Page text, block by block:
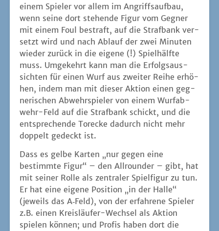
einem Spie­ler vor allem im Angriffs­auf­bau,
wenn sei­ne dort ste­hen­de Figur vom Geg­ner
mit einem Foul bestraft, auf die Straf­bank ver­
setzt wird und nach Ablauf der zwei Minu­ten
wie­der zurück in die eige­ne (!) Spiel­hälf­te
muss. Umge­kehrt kann man die Erfolgs­aus­
sich­ten für einen Wurf aus zwei­ter Rei­he erhö­
hen, indem man mit die­ser Akti­on einen geg­
ne­ri­schen Abwehr­spie­ler von einem Wurf­ab­
wehr-Feld auf die Straf­bank schickt, und die
ent­spre­chen­de Tor­ecke dadurch nicht mehr
dop­pelt gedeckt ist.
Dass es gel­be Kar­ten „nur gegen eine
bestimm­te Figur“ – den All­roun­der – gibt, hat
mit sei­ner Rol­le als zen­tra­ler Spiel­fi­gur zu tun.
Er hat eine eige­ne Posi­ti­on „in der Hal­le“
(jeweils das A‑Feld), von der erfah­re­ne Spie­ler
z.B. einen Kreis­läu­fer-Wech­sel als Akti­on
spie­len kön­nen; und Pro­fis haben dort die